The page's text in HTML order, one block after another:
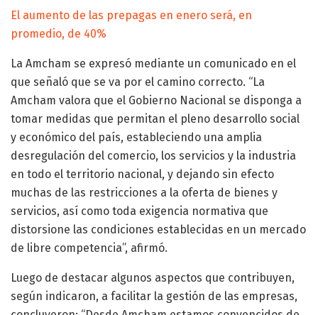
El aumento de las prepagas en enero será, en
promedio, de 40%
La Amcham se expresó mediante un comunicado en el
que señaló que se va por el camino correcto. “La
Amcham valora que el Gobierno Nacional se disponga a
tomar medidas que permitan el pleno desarrollo social
y económico del país, estableciendo una amplia
desregulación del comercio, los servicios y la industria
en todo el territorio nacional, y dejando sin efecto
muchas de las restricciones a la oferta de bienes y
servicios, así como toda exigencia normativa que
distorsione las condiciones establecidas en un mercado
de libre competencia”, afirmó.
Luego de destacar algunos aspectos que contribuyen,
según indicaron, a facilitar la gestión de las empresas,